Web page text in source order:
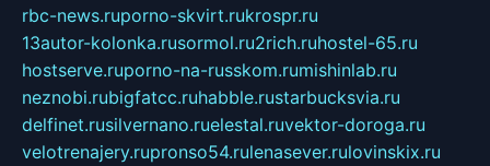
rbc-news.ruporno-skvirt.rukrospr.ru
13autor-kolonka.rusormol.ru2rich.ruhostel-65.ru
hostserve.ruporno-na-russkom.rumishinlab.ru
neznobi.rubigfatcc.ruhabble.rustarbucksvia.ru
delfinet.rusilvernano.ruelestal.ruvektor-doroga.ru
velotrenajery.rupronso54.rulenasever.rulovinskix.ru